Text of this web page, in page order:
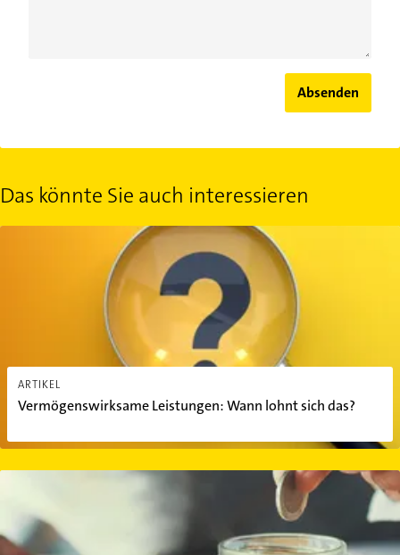
Absenden
Das könnte Sie auch interessieren
ARTIKEL
Vermögenswirksame Leistungen: Wann lohnt sich das?
Vermögenswirksame Leistungen: Wann lohnt sich das?
So lässt sich im Alltag Geld sparen: Schluss mit Ebbe in der Kasse